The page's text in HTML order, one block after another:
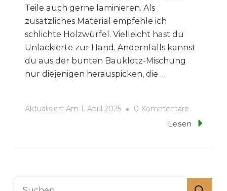
Teile auch gerne laminieren. Als
zusätzliches Material empfehle ich
schlichte Holzwürfel. Vielleicht hast du
Unlackierte zur Hand. Andernfalls kannst
du aus der bunten Bauklotz-Mischung
nur diejenigen herauspicken, die …
Aktualisiert Am 1. April 2025 0 Kommentare
Lesen
Suchen